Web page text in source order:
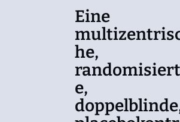
Eine
he,
randomisiert
e,